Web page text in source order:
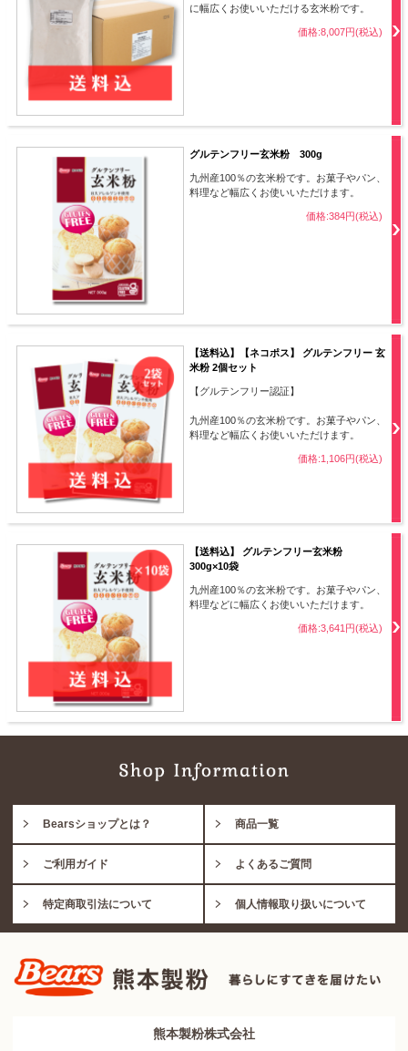
に幅広くお使いいただける玄米粉です。
価格:8,007円(税込)
グルテンフリー玄米粉 300g
九州産100％の玄米粉です。お菓子やパン、
料理など幅広くお使いいただけます。
価格:384円(税込)
【送料込】【ネコポス】 グルテンフリー 玄
米粉 2個セット
【グルテンフリー認証】
九州産100％の玄米粉です。お菓子やパン、
料理など幅広くお使いいただけます。
価格:1,106円(税込)
【送料込】 グルテンフリー玄米粉
300g×10袋
九州産100％の玄米粉です。お菓子やパン、
料理などに幅広くお使いいただけます。
価格:3,641円(税込)
Bearsショップとは？ 商品一覧
ご利用ガイド よくあるご質問
特定商取引法について 個人情報取り扱いについて
熊本製粉株式会社